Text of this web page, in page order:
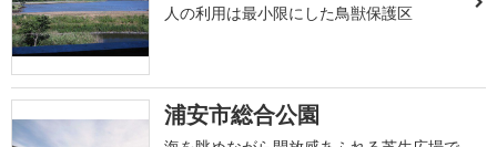
人の利用は最小限にした鳥獣保護区
浦安市総合公園